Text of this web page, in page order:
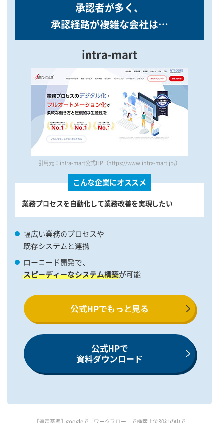
承認者が多く、
承認経路が複雑な会社は…
intra-mart
引用元：intra-mart公式HP（https://www.intra-mart.jp/）
こんな企業にオススメ
業務プロセスを自動化して業務改善を実現したい
幅広い業務のプロセスや
既存システムと連携
ローコード開発で、
スピーディーなシステム構築が可能
公式HPでもっと見る
公式HPで
資料ダウンロード
【選定基準】googleで「ワークフロー」で検索上位30社の中で